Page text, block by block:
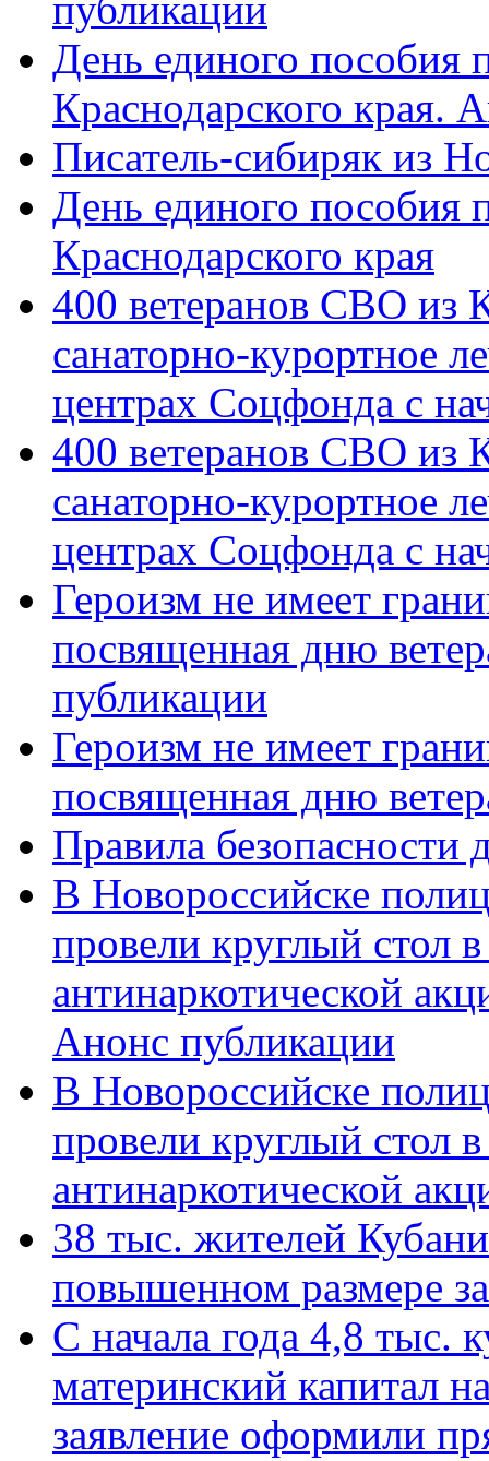
День единого пособия
Краснодарского края.
Писатель-сибиряк из
День единого пособия
Краснодарского края
400 ветеранов СВО из
санаторно-курортное
центрах Соцфонда с
400 ветеранов СВО из
санаторно-курортное
центрах Соцфонда с
Героизм не имеет
посвященная дню
публикации
Героизм не имеет
посвященная дню
Правила безопасности
В Новороссийске
провели круглый стол
антинаркотической
Анонс публикации
В Новороссийске
провели круглый стол
антинаркотической
38 тыс. жителей
повышенном размере
С начала года 4,8 тыс.
материнский капитал
заявление оформили